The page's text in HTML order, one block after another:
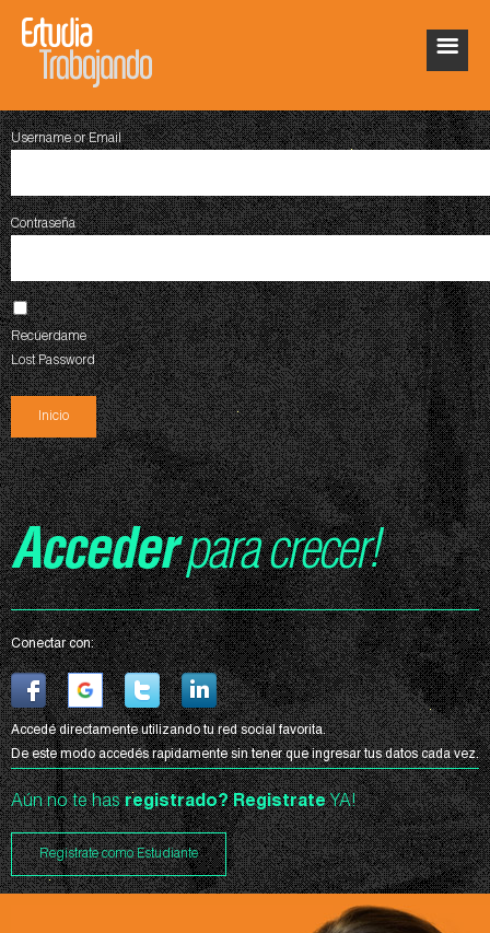
Username or Email
Contraseña
Recúerdame
Lost Password
Accederpara crecer!
Conectar con:
Accedé directamente utilizando tu red social favorita.
De este modo accedés rapidamente sin tener que ingresar tus datos cada vez.
Aún no te hasregistrado?RegistrateYA!
Registrate como Estudiante